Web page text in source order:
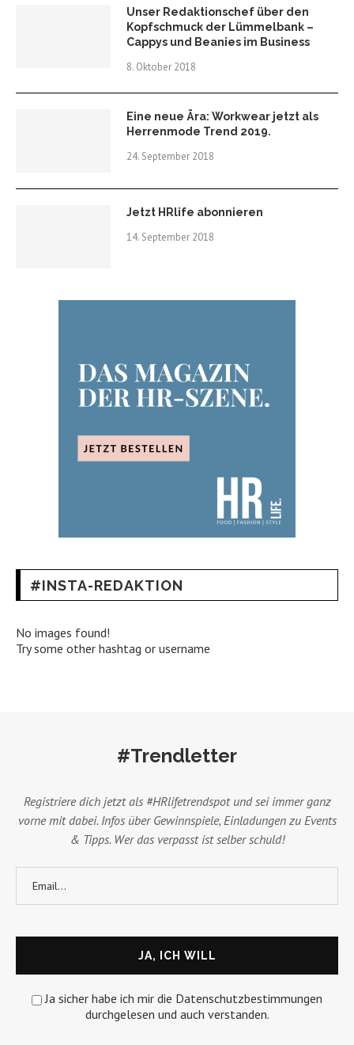
Unser Redaktionschef über den
Kopfschmuck der Lümmelbank –
Cappys und Beanies im Business
8. Oktober 2018
Eine neue Ära: Workwear jetzt als
Herrenmode Trend 2019.
24. September 2018
Jetzt HRlife abonnieren
14. September 2018
#INSTA-REDAKTION
No images found!
Try some other hashtag or username
#Trendletter
Registriere dich jetzt als #HRlifetrendspot und sei immer ganz
vorne mit dabei. Infos über Gewinnspiele, Einladungen zu Events
& Tipps. Wer das verpasst ist selber schuld!
Ja sicher habe ich mir die Datenschutzbestimmungen
durchgelesen und auch verstanden.